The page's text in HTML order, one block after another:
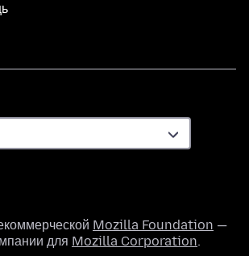
Mozilla Foundation —
для Mozilla Corporation.